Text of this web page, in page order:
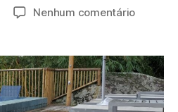
d
Nenhum comentário